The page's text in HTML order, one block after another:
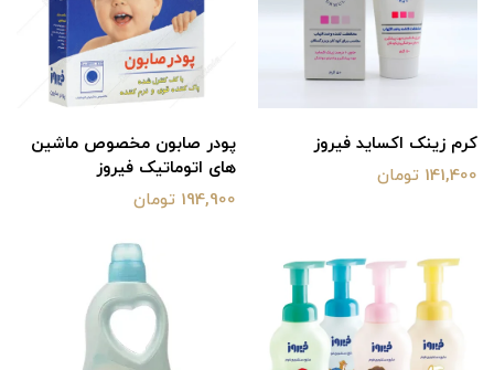
کرم زینک اکساید فیروز
141,400 تومان
پودر صابون مخصوص ماشین
های اتوماتیک فیروز
194,900 تومان